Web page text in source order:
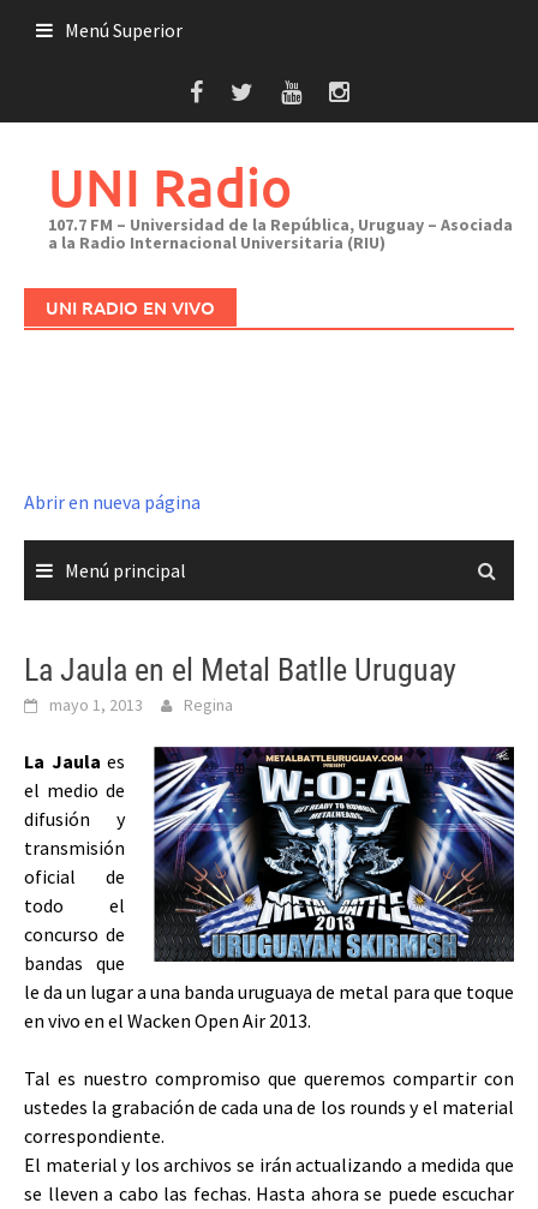
Menú Superior
UNI Radio
107.7 FM – Universidad de la República, Uruguay – Asociada
a la Radio Internacional Universitaria (RIU)
UNI RADIO EN VIVO
Abrir en nueva página
Menú principal
La Jaula en el Metal Batlle Uruguay
mayo 1, 2013 Regina
La Jaula es
el medio de
difusión y
transmisión
oficial de
todo el
concurso de
bandas que
le da un lugar a una banda uruguaya de metal para que toque
en vivo en el Wacken Open Air 2013.
Tal es nuestro compromiso que queremos compartir con
ustedes la grabación de cada una de los rounds y el material
correspondiente.
El material y los archivos se irán actualizando a medida que
se lleven a cabo las fechas. Hasta ahora se puede escuchar